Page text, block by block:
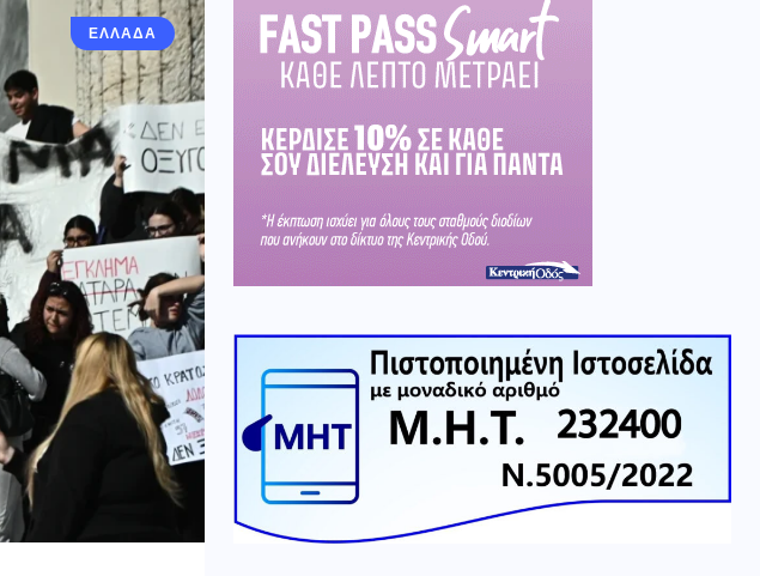
ΕΛΛΑΔΑ